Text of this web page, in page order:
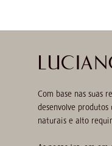
Com base nas suas
desenvolve
naturais e alto